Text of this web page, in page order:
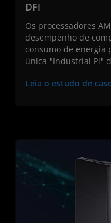
DFI
Os processadores
desempenho de
consumo de energia
única "Industrial Pi"
Leia o estudo de